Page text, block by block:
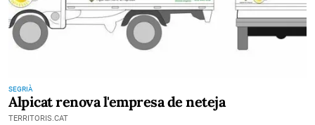
SEGRIÀ
Alpicat renova l'empresa de neteja
TERRITORIS.CAT